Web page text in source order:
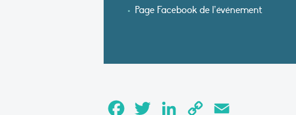
Page Facebook de l’événement
FacebookTwitter LinkedInCopy